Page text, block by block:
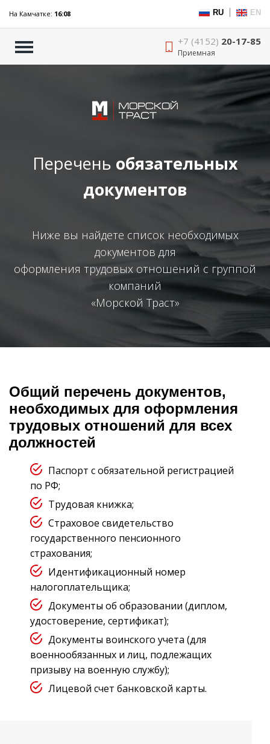
RU EN
На Камчатке: 16:08
+7 (4152) 20-17-85
Приемная
Перечень обязательных
документов
Ниже вы найдете список необходимых
документов для
оформления трудовых отношений с группой
компаний
«Морской Траст»
Общий перечень документов,
необходимых для оформления
трудовых отношений для всех
должностей
Паспорт с обязательной регистрацией
по РФ;
Трудовая книжка;
Страховое свидетельство
государственного пенсионного
страхования;
Идентификационный номер
налогоплательщика;
Документы об образовании (диплом,
удостоверение, сертификат);
Документы воинского учета (для
военнообязанных и лиц, подлежащих
призыву на военную службу);
Лицевой счет банковской карты.